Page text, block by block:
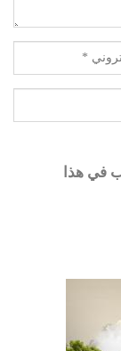
في هذا